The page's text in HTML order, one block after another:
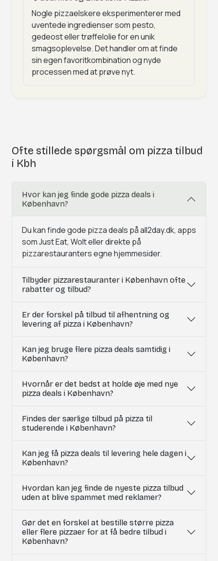
Nogle pizzaelskere eksperimenterer med
uventede ingredienser som pesto,
gedeost eller trøffelolie for en unik
smagsoplevelse. Det handler om at finde
sin egen favoritkombination og nyde
processen med at prøve nyt.
Ofte stillede spørgsmål om pizza tilbud
i Kbh
Hvor kan jeg finde gode pizza deals i
København?
Du kan finde gode pizza deals på all2day.dk, apps
som Just Eat, Wolt eller direkte på
pizzarestauranters egne hjemmesider.
Tilbyder pizzarestauranter i København ofte
rabatter og tilbud?
Er der forskel på tilbud til afhentning og
levering af pizza i København?
Kan jeg bruge flere pizza deals samtidig i
København?
Hvornår er det bedst at holde øje med nye
pizza deals i København?
Findes der særlige tilbud på pizza til
studerende i København?
Kan jeg få pizza deals til levering hele dagen i
København?
Hvordan kan jeg finde de nyeste pizza tilbud
uden at blive spammet med reklamer?
Gør det en forskel at bestille større pizza
eller flere pizzaer for at få bedre tilbud i
København?